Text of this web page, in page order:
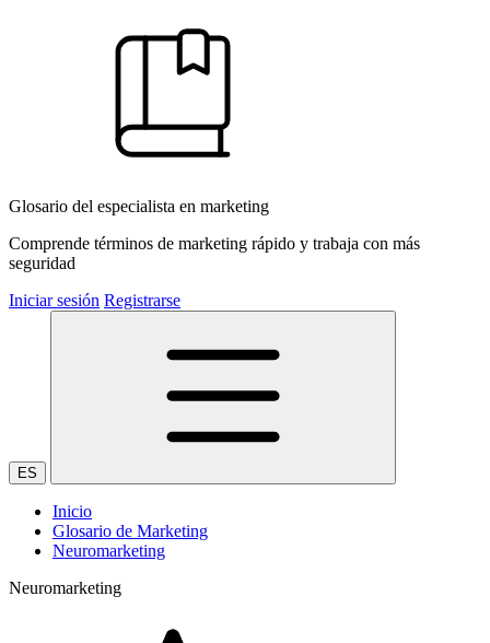
Glosario del especialista en marketing
Comprende términos de marketing rápido y trabaja con más
seguridad
Iniciar sesión Registrarse
ES
Inicio
Glosario de Marketing
Neuromarketing
Neuromarketing